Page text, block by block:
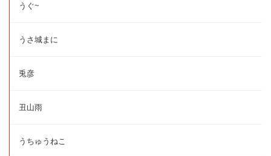
うぐ~
うさ城まに
兎彦
丑山雨
うちゅうねこ